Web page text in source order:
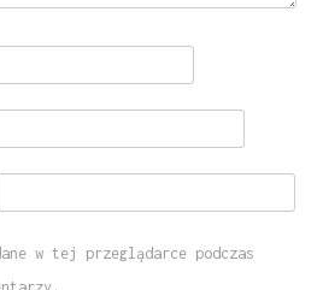
w tej przeglądarce podczas